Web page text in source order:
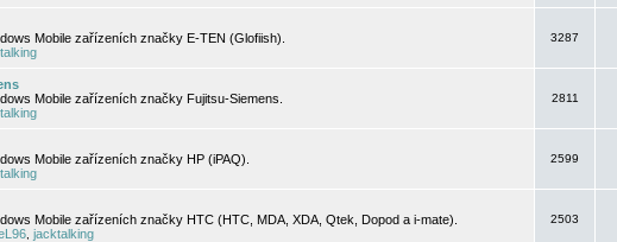
Mobile zařízeních značky E-TEN (Glofiish).
3287
Mobile zařízeních značky Fujitsu-Siemens.
2811
Mobile zařízeních značky HP (iPAQ).
2599
Mobile zařízeních značky HTC (HTC, MDA, XDA, Qtek, Dopod a i-mate).
jacktalking
2503